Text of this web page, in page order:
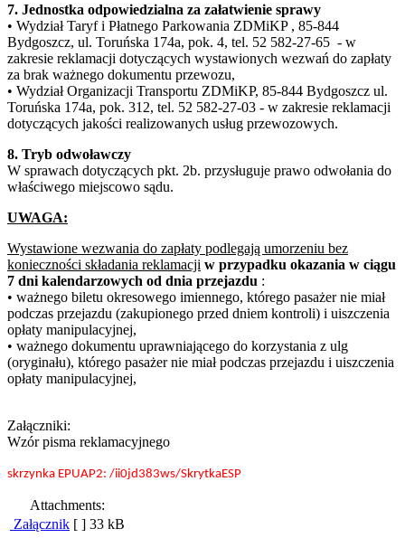
7. Jednostka odpowiedzialna za załatwienie sprawy
• Wydział Taryf i Płatnego Parkowania ZDMiKP , 85-844
Bydgoszcz, ul. Toruńska 174a, pok. 4, tel. 52 582-27-65 - w
zakresie reklamacji dotyczących wystawionych wezwań do zapłaty
za brak ważnego dokumentu przewozu,
• Wydział Organizacji Transportu ZDMiKP, 85-844 Bydgoszcz ul.
Toruńska 174a, pok. 312, tel. 52 582-27-03 - w zakresie reklamacji
dotyczących jakości realizowanych usług przewozowych.
8. Tryb odwoławczy
W sprawach dotyczących pkt. 2b. przysługuje prawo odwołania do
właściwego miejscowo sądu.
UWAGA:
Wystawione wezwania do zapłaty podlegają umorzeniu bez
konieczności składania reklamacji w przypadku okazania w ciągu
7 dni kalendarzowych od dnia przejazdu :
• ważnego biletu okresowego imiennego, którego pasażer nie miał
podczas przejazdu (zakupionego przed dniem kontroli) i uiszczenia
opłaty manipulacyjnej,
• ważnego dokumentu uprawniającego do korzystania z ulg
(oryginału), którego pasażer nie miał podczas przejazdu i uiszczenia
opłaty manipulacyjnej,
Załączniki:
Wzór pisma reklamacyjnego
skrzynka EPUAP2: /ii0jd383ws/SkrytkaESP
Attachments:
Załącznik [ ] 33 kB